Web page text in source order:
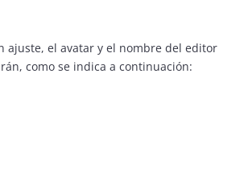
ajuste, el avatar y el nombre del editor
como se indica a continuación: